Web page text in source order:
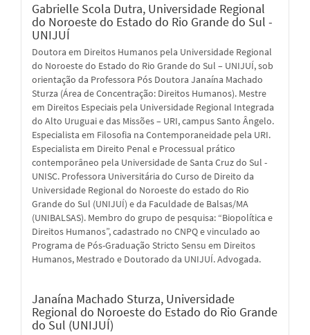
Gabrielle Scola Dutra, Universidade Regional
do Noroeste do Estado do Rio Grande do Sul -
UNIJUÍ
Doutora em Direitos Humanos pela Universidade Regional
do Noroeste do Estado do Rio Grande do Sul – UNIJUÍ, sob
orientação da Professora Pós Doutora Janaína Machado
Sturza (Área de Concentração: Direitos Humanos). Mestre
em Direitos Especiais pela Universidade Regional Integrada
do Alto Uruguai e das Missões – URI, campus Santo Ângelo.
Especialista em Filosofia na Contemporaneidade pela URI.
Especialista em Direito Penal e Processual prático
contemporâneo pela Universidade de Santa Cruz do Sul -
UNISC. Professora Universitária do Curso de Direito da
Universidade Regional do Noroeste do estado do Rio
Grande do Sul (UNIJUÍ) e da Faculdade de Balsas/MA
(UNIBALSAS). Membro do grupo de pesquisa: “Biopolítica e
Direitos Humanos”, cadastrado no CNPQ e vinculado ao
Programa de Pós-Graduação Stricto Sensu em Direitos
Humanos, Mestrado e Doutorado da UNIJUÍ. Advogada.
Janaína Machado Sturza, Universidade
Regional do Noroeste do Estado do Rio Grande
do Sul (UNIJUÍ)